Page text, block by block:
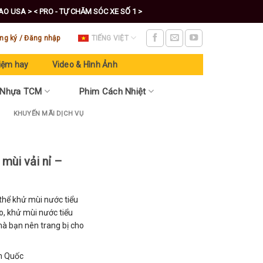
USA > < PRO - TỰ CHĂM SÓC XE SỐ 1 >
ký / Đăng nhập TIẾNG VIỆT
hay Video & Hình Ảnh
TCM Phim Cách Nhiệt
KHUYẾN MÃI DỊCH VỤ
vải nỉ –
khử mùi nước tiểu
khử mùi nước tiểu
bạn nên trang bị cho
Quốc